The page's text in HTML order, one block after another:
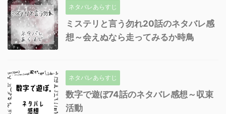
ネタバレあらすじ
ミステリと言う勿れ20話のネタバレ感
想～会えぬなら走ってみるか時鳥
ネタバレあらすじ
数字で遊ぼ74話のネタバレ感想～収束
活動